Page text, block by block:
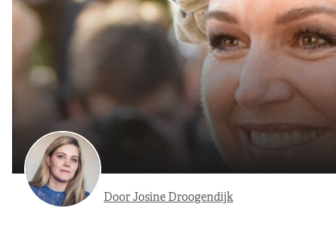
Door Josine Droogendijk